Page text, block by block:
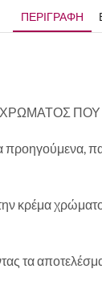
ΠΕΡΙΓΡΑΦΉ
προηγούμενα,
κρέμα
τα